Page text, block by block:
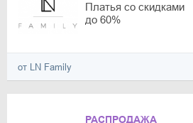
Платья со скидками
до 60%
от LN Family
РАСПРОДАЖА